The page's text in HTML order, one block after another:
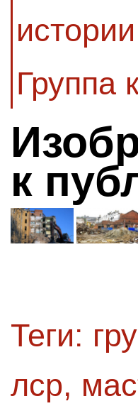
Группа
к
Теги:
лср,